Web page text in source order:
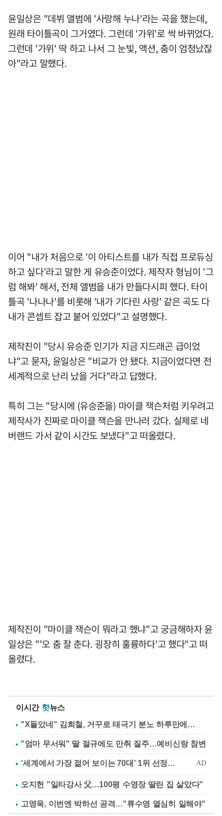
윤일상은 "데뷔 앨범에 '사랑해 누나'라는 곡을 했는데,
원래 타이틀곡이 그거였다. 그런데 '가위'로 싹 바뀌었다.
그런데 '가위' 딱 하고 나서 그 눈빛, 액션, 춤이 엄청났잖
아"라고 말했다.
이어 "내가 처음으로 '이 아티스트를 내가 직접 프로듀싱
하고 싶다'라고 말한 게 유승준이었다. 제작자 형님이 '그
럼 해봐' 해서, 전체 앨범을 내가 만들다시피 했다. 타이
틀곡 '나나나'를 비롯해 '내가 기다린 사랑' 같은 곡도 다
내가 콘셉트 잡고 붙어 있었다"고 설명했다.
제작진이 "당시 유승준 인기가 지금 지드래곤 급이었
냐"고 묻자, 윤일상은 "비교가 안 됐다. 지금이었다면 전
세계적으로 난리 났을 거다"라고 답했다.
특히 그는 "당시에 (유승준을) 마이클 잭슨처럼 키우려고
제작사가 진짜로 마이클 잭슨을 만나러 갔다. 실제로 네
버랜드 가서 같이 시간도 보냈다"고 떠올렸다.
제작진이 "마이클 잭슨이 뭐라고 했냐"고 궁금해하자 윤
일상은 "'오 춤 잘 춘다. 굉장히 훌륭하다'고 했다"고 떠
올렸다.
이시간 핫뉴스
"X돌았네" 김희철, 거꾸로 태극기 분노 하루만에…
"엄마 무서워" 딸 절규에도 만취 질주…예비신랑 참변
오지헌 "일타강사 父…100평 수영장 딸린 집 살았다"
고영욱, 이번엔 박하선 공격…"류수영 열심히 일해야"